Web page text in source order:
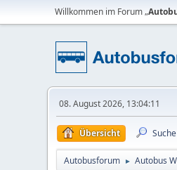
Willkommen im Forum „
08. August 2026, 13:04:11
Übersicht Suche
Autobusforum ► Autobus